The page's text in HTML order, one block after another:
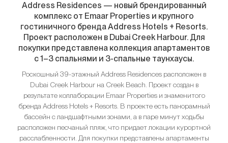
Address Residences — новый брендированный
комплекс от Emaar Properties и крупного
гостиничного бренда Address Hotels + Resorts.
Проект расположен в Dubai Creek Harbour. Для
покупки представлена коллекция апартаментов
с 1–3 спальнями и 3-спальные таунхаусы.
Роскошный 39-этажный Address Residences расположен в
Dubai Creek Harbour на Creek Beach. Проект создан в
результате коллаборации Emaar Properties и знаменитого
бренда Address Hotels + Resorts. В проекте есть панорамный
бассейн с ландшафтными зонами, а в паре минут ходьбы
расположен песчаный пляж, что придает локации курортной
расслабленности. Для покупки представлены апартаменты